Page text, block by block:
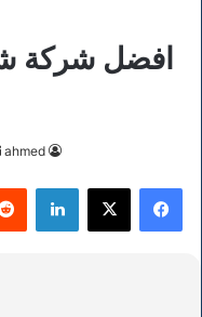
افضل شركة
ahmed
فيسبوك ‫X